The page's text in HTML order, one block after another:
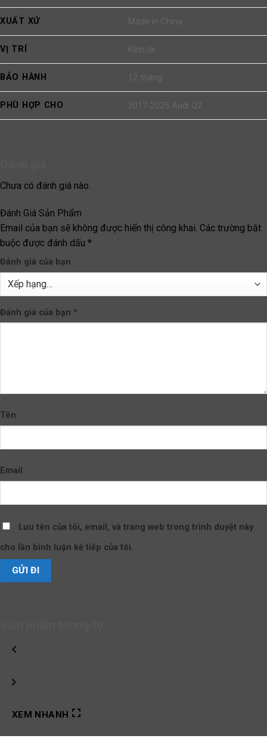
XUẤT XỨ Made in China
VỊ TRÍ Kính lái
BẢO HÀNH 12 tháng
PHÙ HỢP CHO 2017-2025 Audi Q2
Chưa có đánh giá nào.
Đánh Giá Sản Phẩm
Email của bạn sẽ không được hiển thị công khai. Các trường bắt
buộc được đánh dấu *
Đánh giá của bạn
Đánh giá của bạn *
Tên
Email
Lưu tên của tôi, email, và trang web trong trình duyệt này
cho lần bình luận kế tiếp của tôi.
XEM NHANH